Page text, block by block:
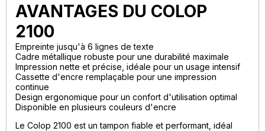
AVANTAGES DU COLOP
2100
Empreinte jusqu'à 6 lignes de texte
Cadre métallique robuste pour une durabilité maximale
Impression nette et précise, idéale pour un usage intensif
Cassette d'encre remplaçable pour une impression
continue
Design ergonomique pour un confort d'utilisation optimal
Disponible en plusieurs couleurs d'encre
Le Colop 2100 est un tampon fiable et performant, idéal